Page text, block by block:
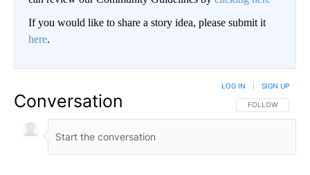
If you would like to share a story idea, please submit it
here.
Conversation FOLLOW THIS
FOLLOW
LOG IN SIGN UP